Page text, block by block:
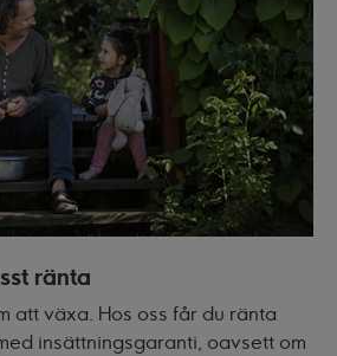
ränta
att växa. Hos oss får du ränta
insättningsgaranti, oavsett om